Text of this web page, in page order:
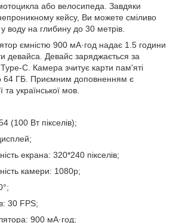
або велосипеда. Завдяки
кейсу, Ви можете сміливо
воду на глибину до 30 метрів.
ємністю 900 мА·год надає 1.5 години
девайса. Девайс заряджається за
C. Камера зчитує карти пам'яті
64 ГБ. Приємним доповненням є
та української мов.
(100 Вт пікселів);
екрана: 320*240 пікселів;
камери: 1080p;
30 FPS;
900 мА·год;